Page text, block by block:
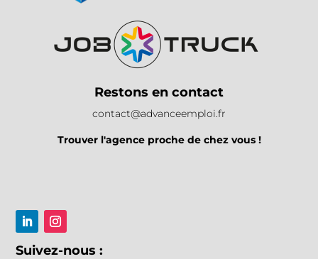
Restons en contact
contact@advanceemploi.fr
Trouver l'agence proche de chez vous !
Suivez-nous :